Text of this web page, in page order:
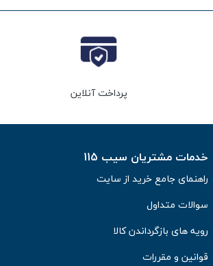
پرداخت آنلاین
خدمات مشتریان سیب 115
راهنمای جامع خرید از سایت
سوالات متداول
رویه های بازگرداندن کالا
قوانین و مقررات